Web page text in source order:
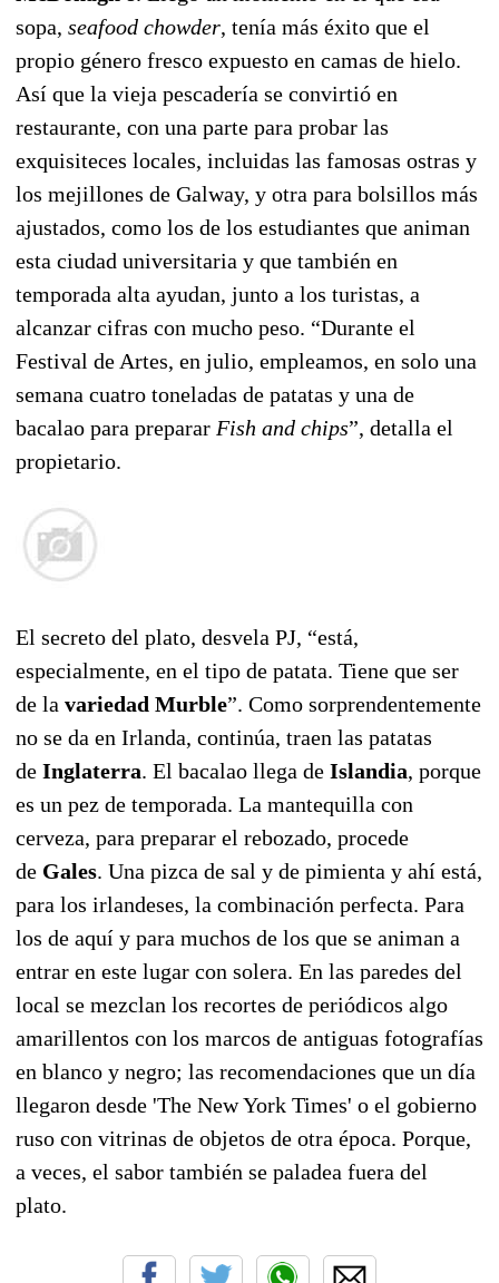
sopa, seafood chowder, tenía más éxito que el
propio género fresco expuesto en camas de hielo.
Así que la vieja pescadería se convirtió en
restaurante, con una parte para probar las
exquisiteces locales, incluidas las famosas ostras y
los mejillones de Galway, y otra para bolsillos más
ajustados, como los de los estudiantes que animan
esta ciudad universitaria y que también en
temporada alta ayudan, junto a los turistas, a
alcanzar cifras con mucho peso. “Durante el
Festival de Artes, en julio, empleamos, en solo una
semana cuatro toneladas de patatas y una de
bacalao para preparar Fish and chips”, detalla el
propietario.
El secreto del plato, desvela PJ, “está,
especialmente, en el tipo de patata. Tiene que ser
de la variedad Murble”. Como sorprendentemente
no se da en Irlanda, continúa, traen las patatas
de Inglaterra. El bacalao llega de Islandia, porque
es un pez de temporada. La mantequilla con
cerveza, para preparar el rebozado, procede
de Gales. Una pizca de sal y de pimienta y ahí está,
para los irlandeses, la combinación perfecta. Para
los de aquí y para muchos de los que se animan a
entrar en este lugar con solera. En las paredes del
local se mezclan los recortes de periódicos algo
amarillentos con los marcos de antiguas fotografías
en blanco y negro; las recomendaciones que un día
llegaron desde 'The New York Times' o el gobierno
ruso con vitrinas de objetos de otra época. Porque,
a veces, el sabor también se paladea fuera del
plato.